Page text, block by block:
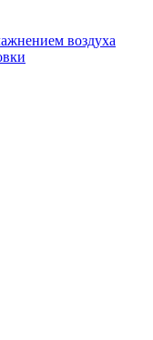
воздуха